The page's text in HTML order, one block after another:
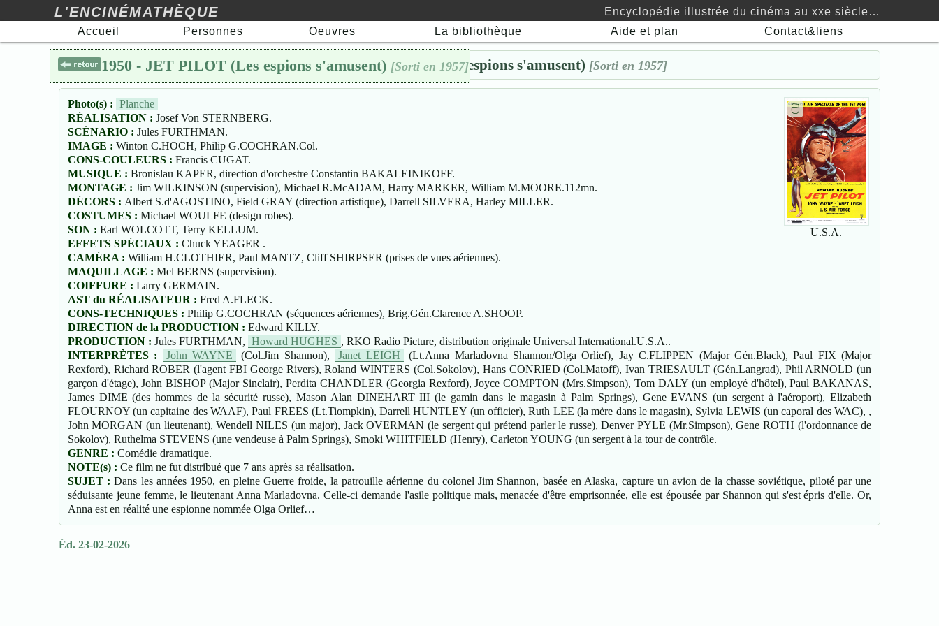
L'ENCINÉMATHÈQUE
Encyclopédie illustrée du cinéma au xxe siècle…
Accueil
Personnes Oeuvres La bibliothèque Aide et plan Contact&liens
1950 - JET PILOT (Les espions s'amusent) [Sorti en 1957] 🖯
1950 - JET PILOT (Les espions s'amusent) [Sorti en 1957]
🖯
U.S.A.
Photo(s) : Planche
RÉALISATION : Josef Von STERNBERG.
SCÉNARIO : Jules FURTHMAN.
IMAGE : Winton C.HOCH, Philip G.COCHRAN.Col.
CONS-COULEURS : Francis CUGAT.
MUSIQUE : Bronislau KAPER, direction d'orchestre Constantin BAKALEINIKOFF.
MONTAGE : Jim WILKINSON (supervision), Michael R.McADAM, Harry MARKER, William M.MOORE.112mn.
DÉCORS : Albert S.d'AGOSTINO, Field GRAY (direction artistique), Darrell SILVERA, Harley MILLER.
COSTUMES : Michael WOULFE (design robes).
SON : Earl WOLCOTT, Terry KELLUM.
EFFETS SPÉCIAUX : Chuck YEAGER .
CAMÉRA : William H.CLOTHIER, Paul MANTZ, Cliff SHIRPSER (prises de vues aériennes).
MAQUILLAGE : Mel BERNS (supervision).
COIFFURE : Larry GERMAIN.
AST du RÉALISATEUR : Fred A.FLECK.
CONS-TECHNIQUES : Philip G.COCHRAN (séquences aériennes), Brig.Gén.Clarence A.SHOOP.
DIRECTION de la PRODUCTION : Edward KILLY.
PRODUCTION : Jules FURTHMAN, Howard HUGHES , RKO Radio Picture, distribution originale Universal International.U.S.A..
INTERPRÈTES :
John WAYNE (Col.Jim Shannon), Janet LEIGH
(Lt.Anna Marladovna Shannon/Olga Orlief), Jay C.FLIPPEN (Major Gén.Black), Paul FIX (Major
Rexford), Richard ROBER (l'agent FBI George Rivers), Roland WINTERS (Col.Sokolov), Hans CONRIED (Col.Matoff), Ivan TRIESAULT (Gén.Langrad), Phil ARNOLD (un
garçon d'étage), John BISHOP (Major Sinclair), Perdita CHANDLER (Georgia Rexford), Joyce COMPTON (Mrs.Simpson), Tom DALY (un employé d'hôtel), Paul BAKANAS,
James DIME (des hommes de la sécurité russe), Mason Alan DINEHART III (le gamin dans le magasin à Palm Springs), Gene EVANS (un sergent à l'aéroport), Elizabeth
FLOURNOY (un capitaine des WAAF), Paul FREES (Lt.Tiompkin), Darrell HUNTLEY (un officier), Ruth LEE (la mère dans le magasin), Sylvia LEWIS (un caporal des WAC), ,
John MORGAN (un lieutenant), Wendell NILES (un major), Jack OVERMAN (le sergent qui prétend parler le russe), Denver PYLE (Mr.Simpson), Gene ROTH (l'ordonnance de
Sokolov), Ruthelma STEVENS (une vendeuse à Palm Springs), Smoki WHITFIELD (Henry), Carleton YOUNG (un sergent à la tour de contrôle.
GENRE : Comédie dramatique.
NOTE(s) : Ce film ne fut distribué que 7 ans après sa réalisation.
SUJET :Dans les années 1950, en pleine Guerre froide, la patrouille aérienne du colonel Jim Shannon, basée en Alaska, capture un avion de la chasse soviétique, piloté par une
séduisante jeune femme, le lieutenant Anna Marladovna. Celle-ci demande l'asile politique mais, menacée d'être emprisonnée, elle est épousée par Shannon qui s'est épris d'elle. Or,
Anna est en réalité une espionne nommée Olga Orlief…
Éd. 23-02-2026